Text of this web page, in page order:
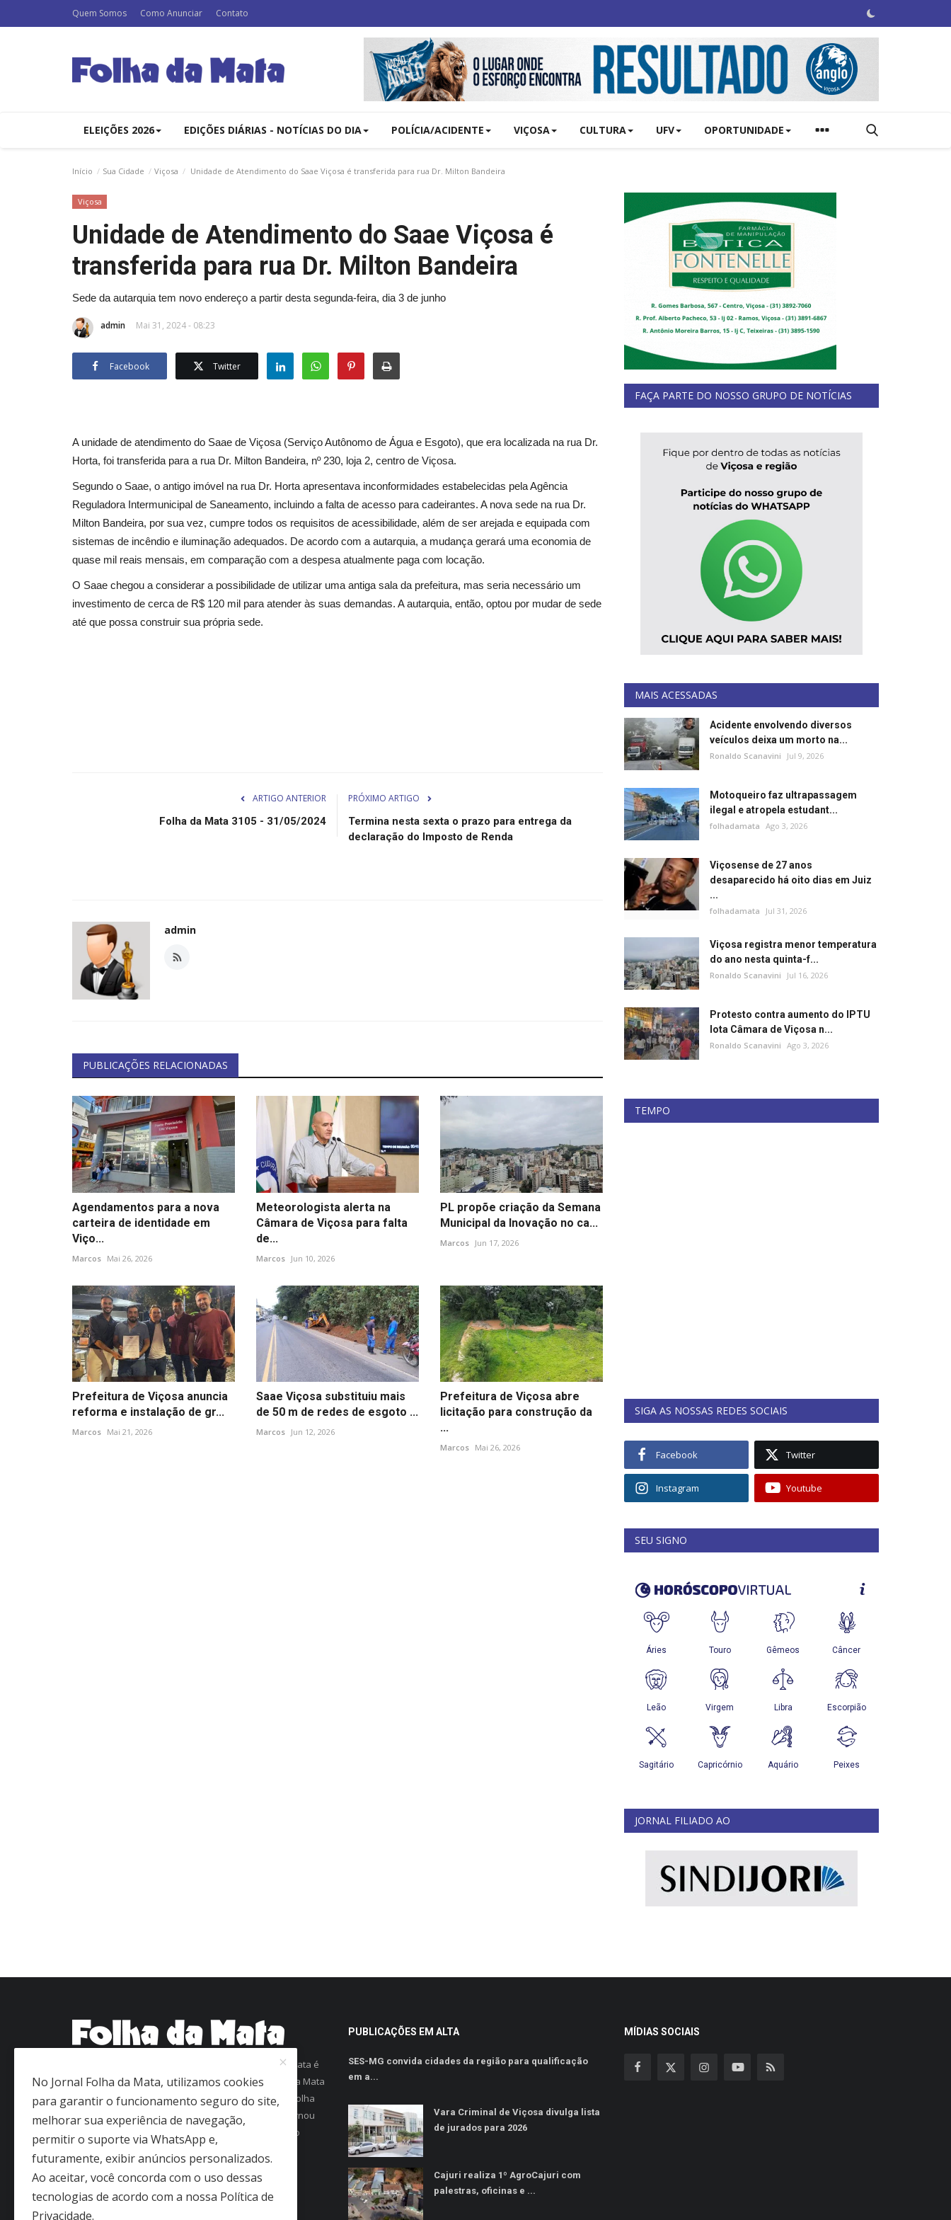
Quem Somos Como Anunciar Contato
ELEIÇÕES 2026 EDIÇÕES DIÁRIAS - NOTÍCIAS DO DIA POLÍCIA/ACIDENTE VIÇOSA CULTURA UFV OPORTUNIDADE
Início Sua Cidade Viçosa Unidade de Atendimento do Saae Viçosa é transferida para rua Dr. Milton Bandeira
Viçosa
Unidade de Atendimento do Saae Viçosa é
transferida para rua Dr. Milton Bandeira
Sede da autarquia tem novo endereço a partir desta segunda-feira, dia 3 de junho
admin Mai 31, 2024 - 08:23
Facebook Twitter
A unidade de atendimento do Saae de Viçosa (Serviço Autônomo de Água e Esgoto), que era localizada na rua Dr.
Horta, foi transferida para a rua Dr. Milton Bandeira, nº 230, loja 2, centro de Viçosa.
Segundo o Saae, o antigo imóvel na rua Dr. Horta apresentava inconformidades estabelecidas pela Agência
Reguladora Intermunicipal de Saneamento, incluindo a falta de acesso para cadeirantes. A nova sede na rua Dr.
Milton Bandeira, por sua vez, cumpre todos os requisitos de acessibilidade, além de ser arejada e equipada com
sistemas de incêndio e iluminação adequados. De acordo com a autarquia, a mudança gerará uma economia de
quase mil reais mensais, em comparação com a despesa atualmente paga com locação.
O Saae chegou a considerar a possibilidade de utilizar uma antiga sala da prefeitura, mas seria necessário um
investimento de cerca de R$ 120 mil para atender às suas demandas. A autarquia, então, optou por mudar de sede
até que possa construir sua própria sede.
ARTIGO ANTERIOR
Folha da Mata 3105 - 31/05/2024
PRÓXIMO ARTIGO
Termina nesta sexta o prazo para entrega da
declaração do Imposto de Renda
admin
PUBLICAÇÕES RELACIONADAS
Agendamentos para a nova
carteira de identidade em
Viço...
Marcos Mai 26, 2026
Meteorologista alerta na
Câmara de Viçosa para falta
de...
Marcos Jun 10, 2026
PL propõe criação da Semana
Municipal da Inovação no ca...
Marcos Jun 17, 2026
Prefeitura de Viçosa anuncia
reforma e instalação de gr...
Marcos Mai 21, 2026
Saae Viçosa substituiu mais
de 50 m de redes de esgoto ...
Marcos Jun 12, 2026
Prefeitura de Viçosa abre
licitação para construção da
...
Marcos Mai 26, 2026
FAÇA PARTE DO NOSSO GRUPO DE NOTÍCIAS
MAIS ACESSADAS
Acidente envolvendo diversos
veículos deixa um morto na...
Ronaldo Scanavini Jul 9, 2026
Motoqueiro faz ultrapassagem
ilegal e atropela estudant...
folhadamata Ago 3, 2026
Viçosense de 27 anos
desaparecido há oito dias em Juiz
...
folhadamata Jul 31, 2026
Viçosa registra menor temperatura
do ano nesta quinta-f...
Ronaldo Scanavini Jul 16, 2026
Protesto contra aumento do IPTU
lota Câmara de Viçosa n...
Ronaldo Scanavini Ago 3, 2026
TEMPO
SIGA AS NOSSAS REDES SOCIAIS
Facebook Twitter
Instagram Youtube
SEU SIGNO
JORNAL FILIADO AO
Com mais de 60 anos de história, o jornal Folha da Mata é
uma referência em informação na região da Zona da Mata
Mineira. Fundado em 1963 como Folha de Viçosa, o Folha
da Mata conquistou a confiança dos leitores e se tornou
um dos jornais mais antigos em circulação regular no
interior de Minas Gerais.
PUBLICAÇÕES EM ALTA
SES-MG convida cidades da região para qualificação
em a...
Vara Criminal de Viçosa divulga lista
de jurados para 2026
Cajuri realiza 1º AgroCajuri com
palestras, oficinas e ...
MÍDIAS SOCIAIS
No Jornal Folha da Mata, utilizamos cookies
para garantir o funcionamento seguro do site,
melhorar sua experiência de navegação,
permitir o suporte via WhatsApp e,
futuramente, exibir anúncios personalizados.
Ao aceitar, você concorda com o uso dessas
tecnologias de acordo com a nossa Política de
Privacidade.